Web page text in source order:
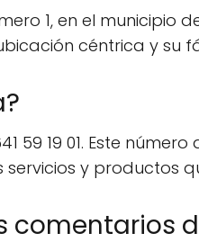
1, en el municipio
céntrica y su
19 01. Este
y productos
comentarios